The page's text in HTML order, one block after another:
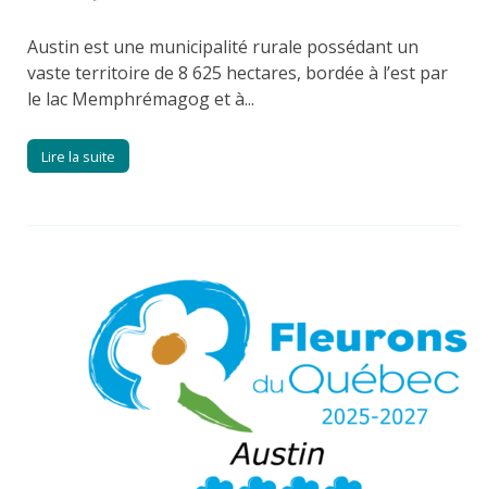
Austin est une municipalité rurale possédant un
vaste territoire de 8 625 hectares, bordée à l’est par
le lac Memphrémagog et à...
Lire la suite